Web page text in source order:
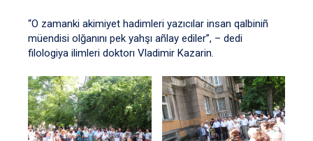
“O zamanki akimiyet hadimleri yazıcılar insan qalbiniñ
müendisi olğanını pek yahşı añlay ediler”, – dedi
filologiya ilimleri doktorı Vladimir Kazarin.